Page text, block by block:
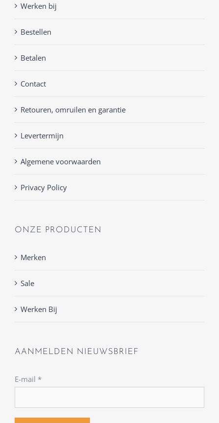
Werken bij
Bestellen
Betalen
Contact
Retouren, omruilen en garantie
Levertermijn
Algemene voorwaarden
Privacy Policy
ONZE PRODUCTEN
Merken
Sale
Werken Bij
AANMELDEN NIEUWSBRIEF
E-mail *